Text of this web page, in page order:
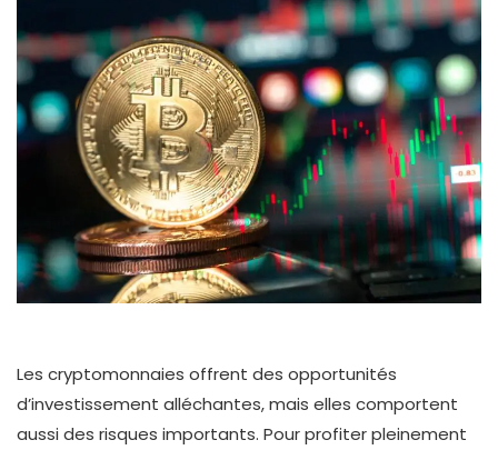
Les cryptomonnaies offrent des opportunités
d’investissement alléchantes, mais elles comportent
aussi des risques importants. Pour profiter pleinement